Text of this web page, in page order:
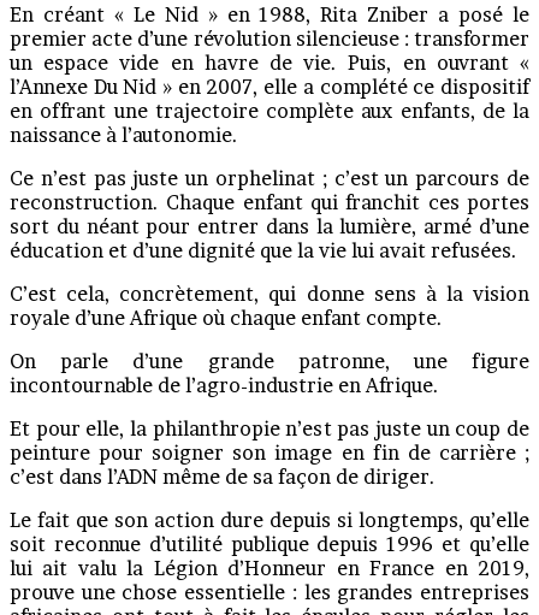
En créant « Le Nid » en 1988, Rita Zniber a posé le
premier acte d’une révolution silencieuse : transformer
un espace vide en havre de vie. Puis, en ouvrant «
l’Annexe Du Nid » en 2007, elle a complété ce dispositif
en offrant une trajectoire complète aux enfants, de la
naissance à l’autonomie.
Ce n’est pas juste un orphelinat ; c’est un parcours de
reconstruction. Chaque enfant qui franchit ces portes
sort du néant pour entrer dans la lumière, armé d’une
éducation et d’une dignité que la vie lui avait refusées.
C’est cela, concrètement, qui donne sens à la vision
royale d’une Afrique où chaque enfant compte.
On parle d’une grande patronne, une figure
incontournable de l’agro-industrie en Afrique.
Et pour elle, la philanthropie n’est pas juste un coup de
peinture pour soigner son image en fin de carrière ;
c’est dans l’ADN même de sa façon de diriger.
Le fait que son action dure depuis si longtemps, qu’elle
soit reconnue d’utilité publique depuis 1996 et qu’elle
lui ait valu la Légion d’Honneur en France en 2019,
prouve une chose essentielle : les grandes entreprises